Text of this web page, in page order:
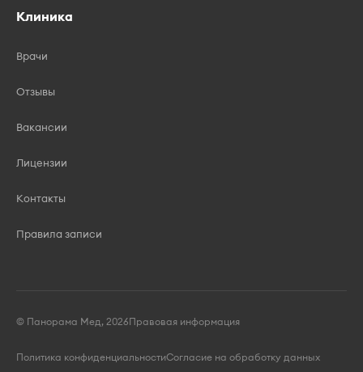
Клиника
Врачи
Отзывы
Вакансии
Лицензии
Контакты
Правила записи
© Панорама Мед, 2026Правовая информация
Политика конфиденциальностиСогласие на обработку данных